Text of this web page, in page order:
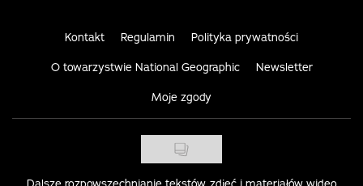
Kontakt Regulamin Polityka prywatności
O towarzystwie National Geographic Newsletter
Moje zgody